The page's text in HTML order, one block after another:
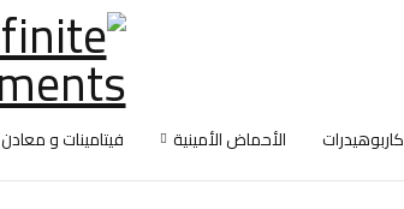
كاربوهيدرات الأحماض الأمينية فيتامينات و معادن